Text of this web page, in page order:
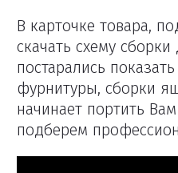
В карточке товара,
скачать схему
постарались
фурнитуры, сборки
начинает портить
подберем